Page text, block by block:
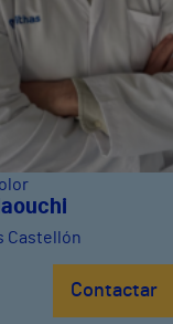
Castellón
Contactar